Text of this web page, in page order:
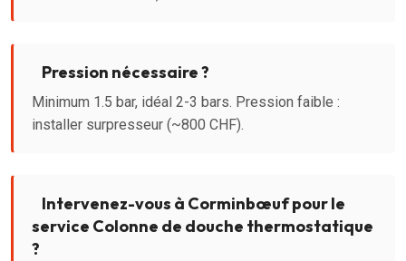
Pression nécessaire ?
Minimum 1.5 bar, idéal 2-3 bars. Pression faible :
installer surpresseur (~800 CHF).
Intervenez-vous à Corminbœuf pour le
service Colonne de douche thermostatique
?